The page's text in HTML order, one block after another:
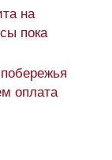
на
пока
оплата